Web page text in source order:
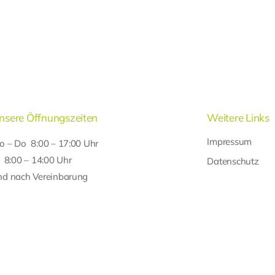
Öffnungszeiten
– Do 8:00 – 17:00 Uhr
8:00 – 14:00 Uhr
nach Vereinbarung
Weitere Links
Impressum
Datenschutz